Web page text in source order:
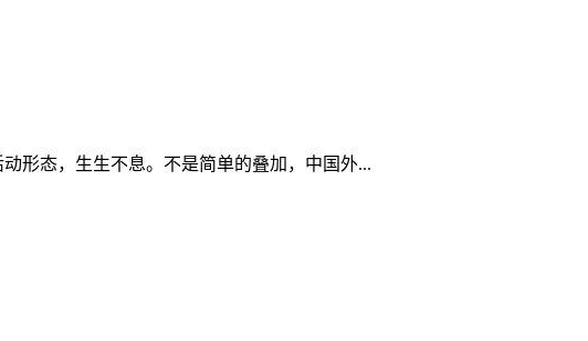
形态，生生不息。不是简单的叠加，中国外...